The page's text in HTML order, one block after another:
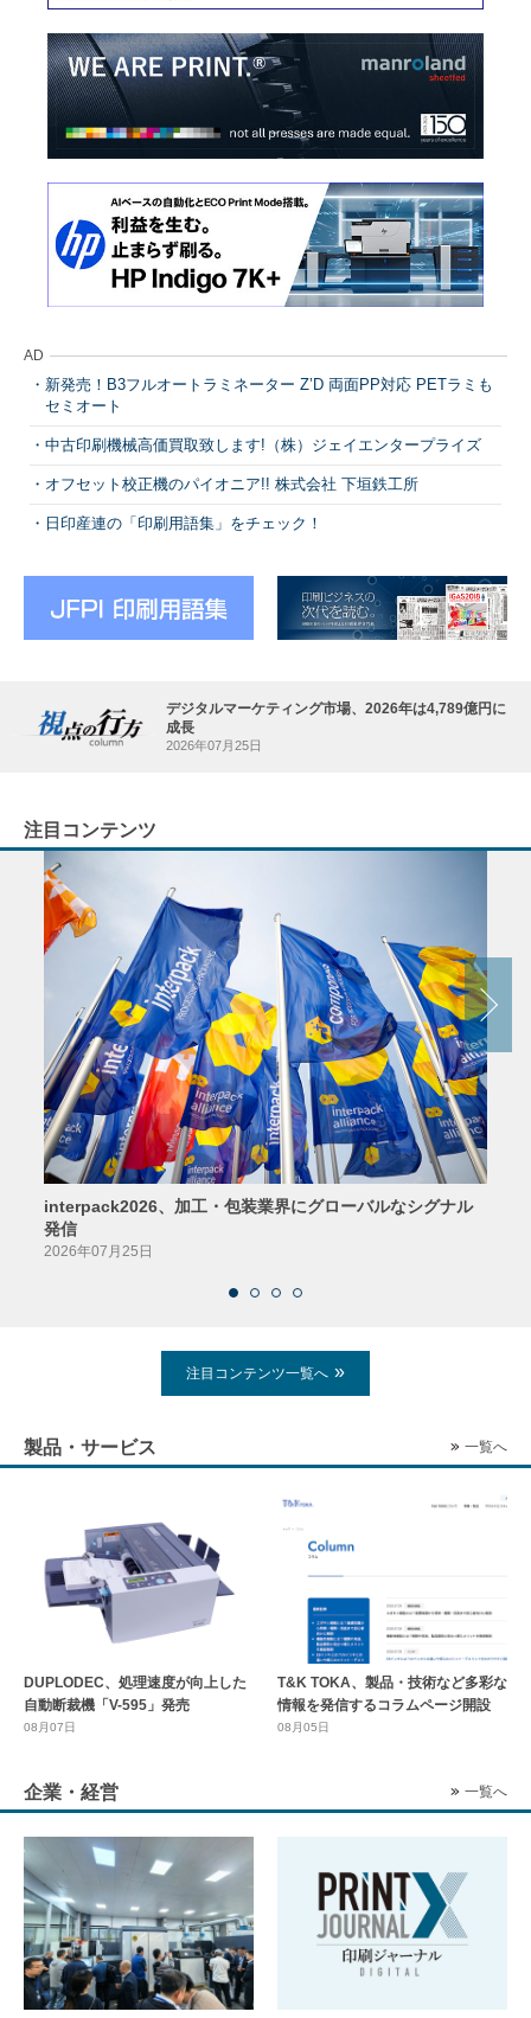
AD
新発売！B3フルオートラミネーター Z’D 両面PP対応 PETラミも
セミオート
中古印刷機械高価買取致します!（株）ジェイエンタープライズ
オフセット校正機のパイオニア!! 株式会社 下垣鉄工所
日印産連の「印刷用語集」をチェック！
デジタルマーケティング市場、2026年は4,789億円に
成長
2026年07月25日
注目コンテンツ
interpack2026、加工・包装業界にグローバルなシグナル
発信
2026年07月25日
注目コンテンツ一覧へ
製品・サービス 一覧へ
DUPLODEC、処理速度が向上した
自動断裁機「V-595」発売
08月07日
T&K TOKA、製品・技術など多彩な
情報を発信するコラムページ開設
08月05日
企業・経営 一覧へ